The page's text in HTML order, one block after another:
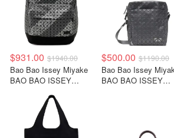
$931.00 $1940.00
Bao Bao Issey Miyake
BAO BAO ISSEY
Daypack双肩包
$500.00 $1190.00
Bao Bao Issey
BAO BAO ISSEY